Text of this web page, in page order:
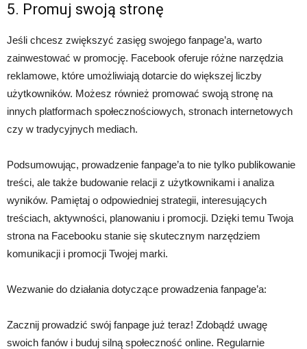
5. Promuj swoją stronę
Jeśli chcesz zwiększyć zasięg swojego fanpage’a, warto
zainwestować w promocję. Facebook oferuje różne narzędzia
reklamowe, które umożliwiają dotarcie do większej liczby
użytkowników. Możesz również promować swoją stronę na
innych platformach społecznościowych, stronach internetowych
czy w tradycyjnych mediach.
Podsumowując, prowadzenie fanpage’a to nie tylko publikowanie
treści, ale także budowanie relacji z użytkownikami i analiza
wyników. Pamiętaj o odpowiedniej strategii, interesujących
treściach, aktywności, planowaniu i promocji. Dzięki temu Twoja
strona na Facebooku stanie się skutecznym narzędziem
komunikacji i promocji Twojej marki.
Wezwanie do działania dotyczące prowadzenia fanpage’a:
Zacznij prowadzić swój fanpage już teraz! Zdobądź uwagę
swoich fanów i buduj silną społeczność online. Regularnie